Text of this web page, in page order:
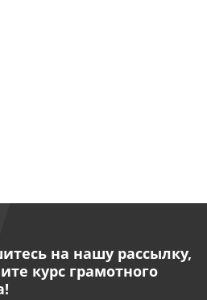
на нашу рассылку,
курс грамотного